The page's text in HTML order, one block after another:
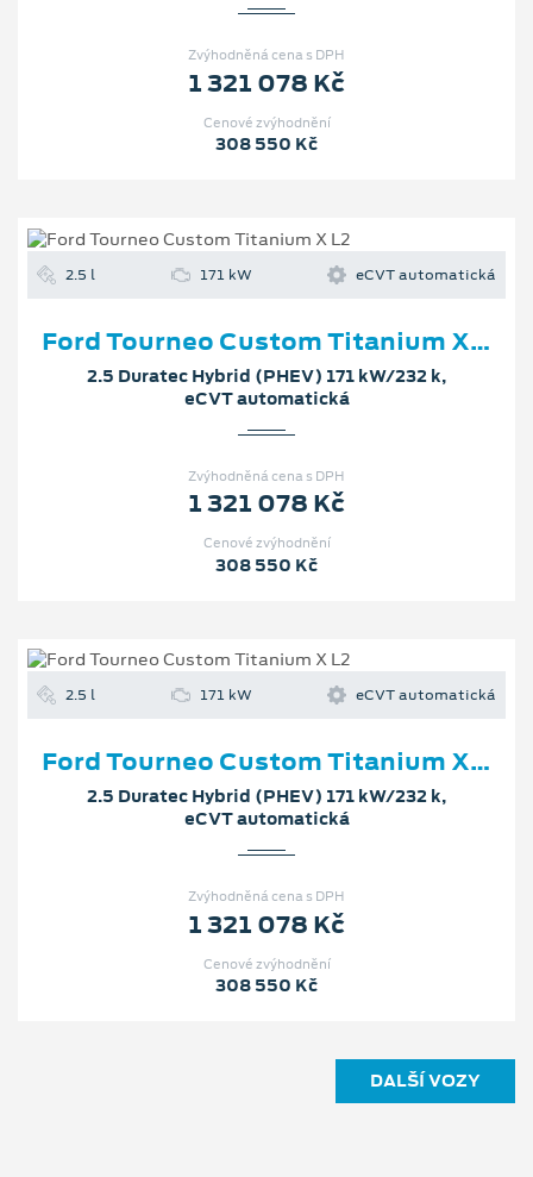
Zvýhodněná cena s DPH
1 321 078 Kč
Cenové zvýhodnění
308 550 Kč
2.5 l 171 kW eCVT automatická
Ford Tourneo Custom Titanium X L2
2.5 Duratec Hybrid (PHEV) 171 kW/232 k,
eCVT automatická
Zvýhodněná cena s DPH
1 321 078 Kč
Cenové zvýhodnění
308 550 Kč
2.5 l 171 kW eCVT automatická
Ford Tourneo Custom Titanium X L2
2.5 Duratec Hybrid (PHEV) 171 kW/232 k,
eCVT automatická
Zvýhodněná cena s DPH
1 321 078 Kč
Cenové zvýhodnění
308 550 Kč
DALŠÍ VOZY